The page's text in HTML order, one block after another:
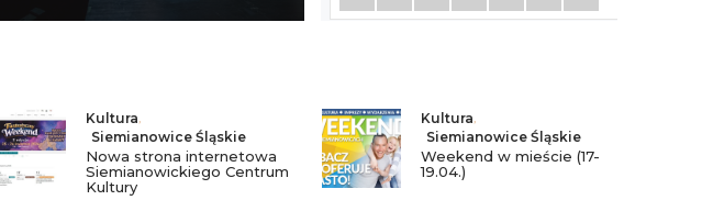
Kultura,
Siemianowice Śląskie
Nowa strona internetowa
Siemianowickiego Centrum
Kultury
Kultura,
Siemianowice Śląskie
Weekend w mieście (17-
19.04.)